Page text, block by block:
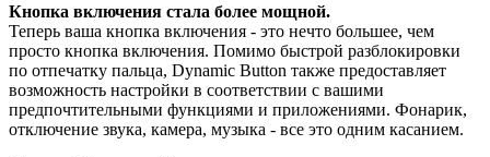
Кнопка включения стала более мощной.
Теперь ваша кнопка включения - это нечто большее, чем
просто кнопка включения. Помимо быстрой разблокировки
по отпечатку пальца, Dynamic Button также предоставляет
возможность настройки в соответствии с вашими
предпочтительными функциями и приложениями. Фонарик,
отключение звука, камера, музыка - все это одним касанием.